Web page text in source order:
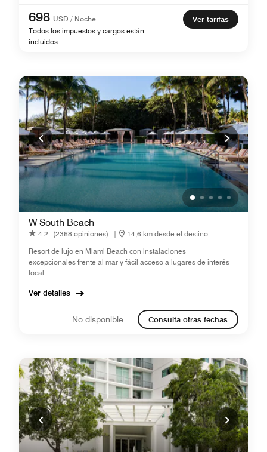
698 USD / Noche
Todos los impuestos y cargos están
incluidos
Ver tarifas
W South Beach
4.2 (2368 opiniones) |
14,6 km desde el destino
Resort de lujo en Miami Beach con instalaciones
excepcionales frente al mar y fácil acceso a lugares de interés
local.
Ver detalles
No disponible Consulta otras fechas